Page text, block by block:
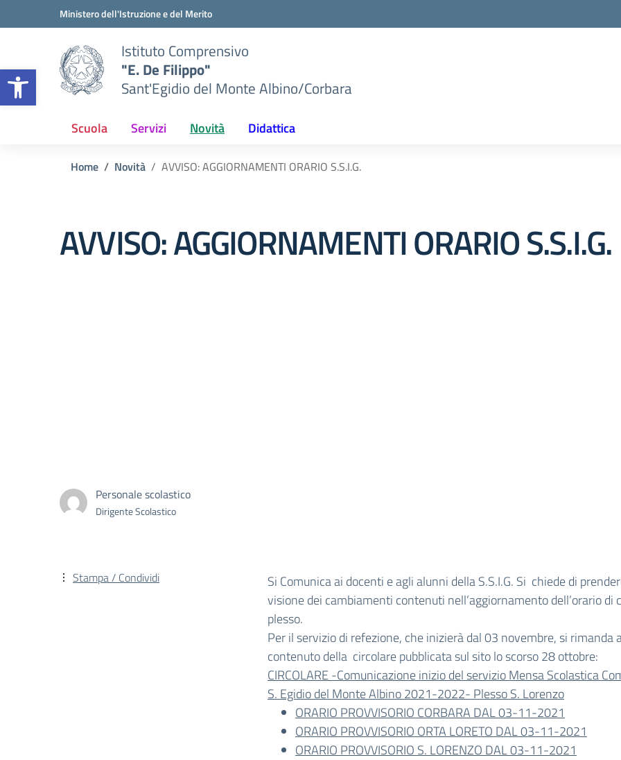
Apri la barra degli strumenti
Vai ai contenuti
Vai al menu di navigazioneMinistero dell'Istruzione e del Merito
Istituto Comprensivo
"E. De Filippo"
Sant'Egidio del Monte Albino/Corbara
Scuola Servizi Novità Didattica
Home Novità AVVISO: AGGIORNAMENTI ORARIO S.S.I.G.
AVVISO: AGGIORNAMENTI ORARIO S.S.I.G.
Personale scolastico
Dirigente Scolastico
Si Comunica ai docenti e agli alunni della S.S.I.G. Si chiede di
visione dei cambiamenti contenuti nell’aggiornamento dell’orario di
plesso.
Per il servizio di refezione, che inizierà dal 03 novembre, si rimanda
contenuto della circolare pubblicata sul sito lo scorso 28 ottobre:
CIRCOLARE -Comunicazione inizio del servizio Mensa Scolastica
S. Egidio del Monte Albino 2021-2022- Plesso S. Lorenzo
ORARIO PROVVISORIO CORBARA DAL 03-11-2021
ORARIO PROVVISORIO ORTA LORETO DAL 03-11-2021
ORARIO PROVVISORIO S. LORENZO DAL 03-11-2021
Stampa / Condividi